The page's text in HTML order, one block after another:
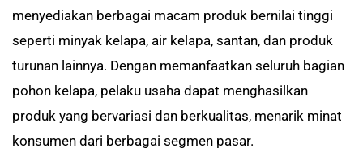
menyediakan berbagai macam produk bernilai tinggi
seperti minyak kelapa, air kelapa, santan, dan produk
turunan lainnya. Dengan memanfaatkan seluruh bagian
pohon kelapa, pelaku usaha dapat menghasilkan
produk yang bervariasi dan berkualitas, menarik minat
konsumen dari berbagai segmen pasar.